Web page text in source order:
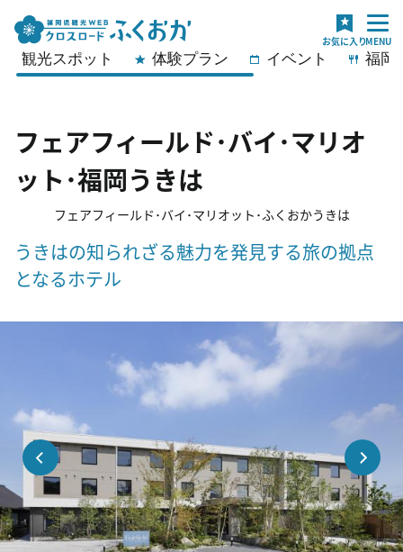
観光スポット 体験プラン イベント 福岡
フェアフィールド･バイ･マリオ
ット･福岡うきは
フェアフィールド･バイ･マリオット･ふくおかうきは
うきはの知られざる魅力を発見する旅の拠点
となるホテル